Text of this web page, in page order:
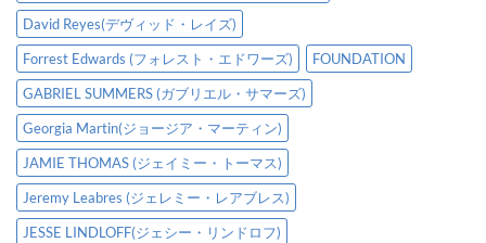
David Reyes(デヴィッド・レイズ)
Forrest Edwards (フォレスト・エドワーズ)
FOUNDATION
GABRIEL SUMMERS (ガブリエル・サマーズ)
Georgia Martin(ジョージア・マーティン)
JAMIE THOMAS (ジェイミー・トーマス)
Jeremy Leabres (ジェレミー・レアブレス)
JESSE LINDLOFF(ジェシー・リンドロフ)